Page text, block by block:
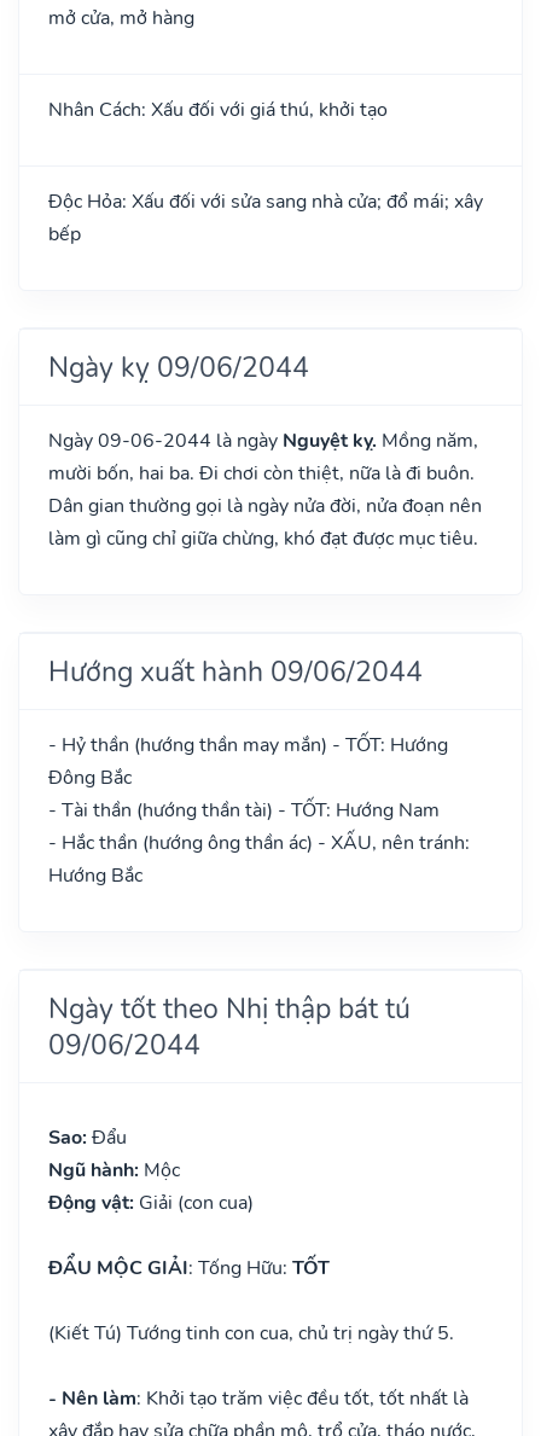
mở cửa, mở hàng
Nhân Cách: Xấu đối với giá thú, khởi tạo
Độc Hỏa: Xấu đối với sửa sang nhà cửa; đổ mái; xây
bếp
Ngày kỵ 09/06/2044
Ngày 09-06-2044 là ngày Nguyệt kỵ. Mồng năm,
mười bốn, hai ba. Đi chơi còn thiệt, nữa là đi buôn.
Dân gian thường gọi là ngày nửa đời, nửa đoạn nên
làm gì cũng chỉ giữa chừng, khó đạt được mục tiêu.
Hướng xuất hành 09/06/2044
- Hỷ thần (hướng thần may mắn) - TỐT: Hướng
Đông Bắc
- Tài thần (hướng thần tài) - TỐT: Hướng Nam
- Hắc thần (hướng ông thần ác) - XẤU, nên tránh:
Hướng Bắc
Ngày tốt theo Nhị thập bát tú
09/06/2044
Sao: Đẩu
Ngũ hành: Mộc
Động vật: Giải (con cua)
ĐẨU MỘC GIẢI: Tống Hữu: TỐT
(Kiết Tú) Tướng tinh con cua, chủ trị ngày thứ 5.
- Nên làm: Khởi tạo trăm việc đều tốt, tốt nhất là